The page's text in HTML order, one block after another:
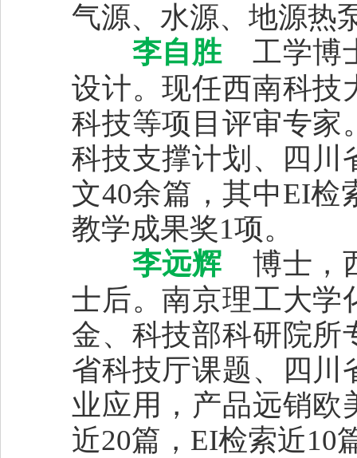
气源、水源、地源热
李自胜 工学博
设计。现任西南科技
科技等项目评审专家
科技支撑计划、四川
文40余篇，其中EI检
教学成果奖1项。
李远辉 博士，
士后。南京理工大学
金、科技部科研院所
省科技厅课题、四川
业应用，产品远销欧
近20篇，EI检索近10